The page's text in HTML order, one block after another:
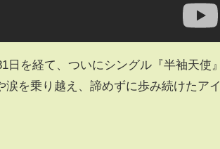
を経て、ついにシングル『半袖天使』
を乗り越え、諦めずに歩み続けたアイ